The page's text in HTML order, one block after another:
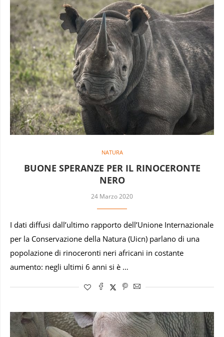
NATURA
BUONE SPERANZE PER IL RINOCERONTE
NERO
24 Marzo 2020
I dati diffusi dall’ultimo rapporto dell’Unione Internazionale
per la Conservazione della Natura (Uicn) parlano di una
popolazione di rinoceronti neri africani in costante
aumento: negli ultimi 6 anni si è …